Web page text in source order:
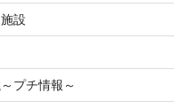
設
プチ情報～